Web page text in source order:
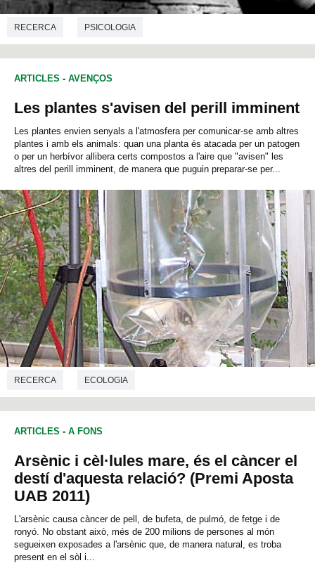
RECERCA PSICOLOGIA
ARTICLES - AVENÇOS
Les plantes s'avisen del perill imminent
Les plantes envien senyals a l'atmosfera per comunicar-se amb altres
plantes i amb els animals: quan una planta és atacada per un patogen
o per un herbívor allibera certs compostos a l'aire que "avisen" les
altres del perill imminent, de manera que puguin preparar-se per...
RECERCA ECOLOGIA
ARTICLES - A FONS
Arsènic i cèl·lules mare, és el càncer el
destí d'aquesta relació? (Premi Aposta
UAB 2011)
L'arsènic causa càncer de pell, de bufeta, de pulmó, de fetge i de
ronyó. No obstant això, més de 200 milions de persones al món
segueixen exposades a l'arsènic que, de manera natural, es troba
present en el sòl i...